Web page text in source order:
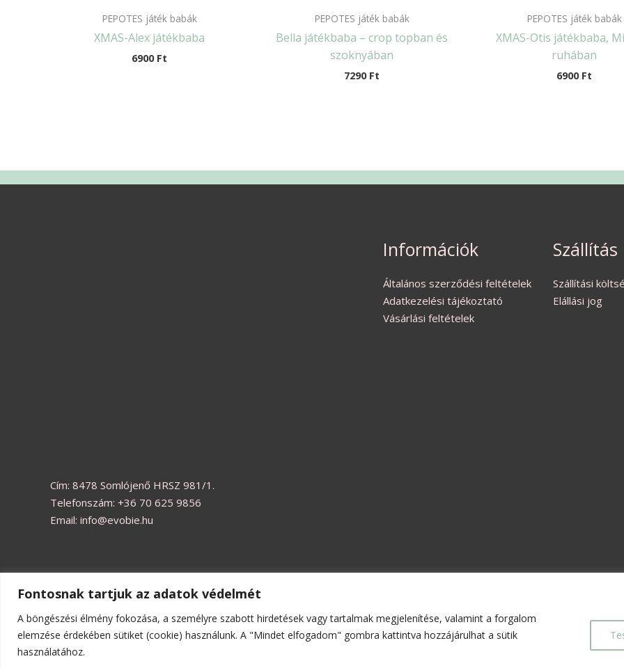
Fontosnak tartjuk az adatok védelmét
A böngészési élmény fokozása, a személyre szabott hirdetések vagy tartalmak megjelenítése, valamint a forgalom
elemzése érdekében sütiket (cookie) használunk. A "Mindet elfogadom" gombra kattintva hozzájárulhat a sütik
használatához.
PEPOTES játék babák
XMAS-Alex játékbaba
6900 Ft
PEPOTES játék babák
Bella játékbaba – crop topban és
szoknyában
7290 Ft
PEPOTES játék babák
XMAS-Otis játékbaba,
ruhában
6900 Ft
Cím: 8478 Somlójenő HRSZ 981/1.
Telefonszám: +36 70 625 9856
Email: info@evobie.hu
Információk
Általános szerződési feltételek
Adatkezelési tájékoztató
Vásárlási feltételek
Szállítás
Szállítási
Elállási jog